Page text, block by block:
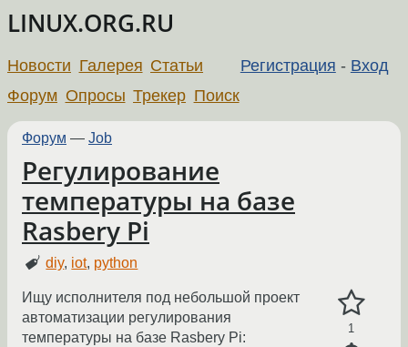
LINUX.ORG.RU
Регистрация - Вход
Новости Галерея Статьи
Форум Опросы Трекер Поиск
Форум — Job
Регулирование
температуры на базе
Rasbery Pi
diy, iot, python
1
Ищу исполнителя под небольшой проект
автоматизации регулирования
температуры на базе Rasbery Pi: